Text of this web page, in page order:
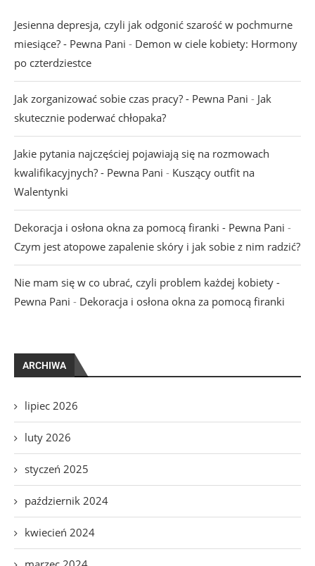
Jesienna depresja, czyli jak odgonić szarość w pochmurne
miesiące? - Pewna Pani - Demon w ciele kobiety: Hormony
po czterdziestce
Jak zorganizować sobie czas pracy? - Pewna Pani - Jak
skutecznie poderwać chłopaka?
Jakie pytania najczęściej pojawiają się na rozmowach
kwalifikacyjnych? - Pewna Pani - Kuszący outfit na
Walentynki
Dekoracja i osłona okna za pomocą firanki - Pewna Pani -
Czym jest atopowe zapalenie skóry i jak sobie z nim radzić?
Nie mam się w co ubrać, czyli problem każdej kobiety -
Pewna Pani - Dekoracja i osłona okna za pomocą firanki
ARCHIWA
lipiec 2026
luty 2026
styczeń 2025
październik 2024
kwiecień 2024